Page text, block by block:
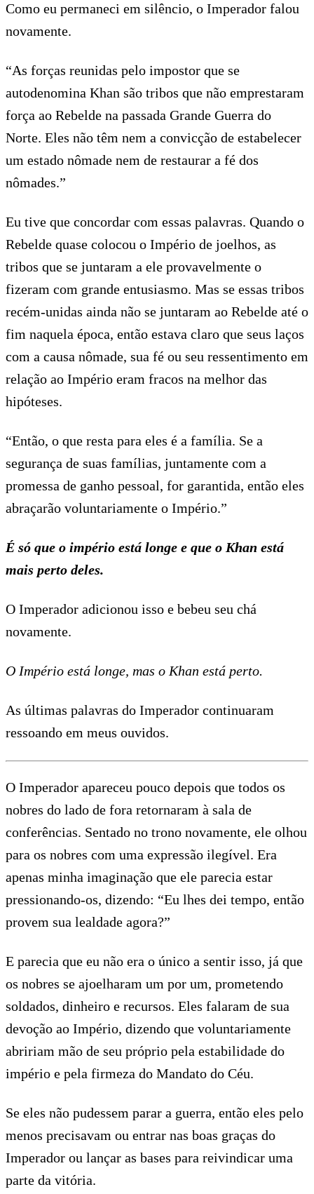
Como eu permaneci em silêncio, o Imperador falou
novamente.
“As forças reunidas pelo impostor que se
autodenomina Khan são tribos que não emprestaram
força ao Rebelde na passada Grande Guerra do
Norte. Eles não têm nem a convicção de estabelecer
um estado nômade nem de restaurar a fé dos
nômades.”
Eu tive que concordar com essas palavras. Quando o
Rebelde quase colocou o Império de joelhos, as
tribos que se juntaram a ele provavelmente o
fizeram com grande entusiasmo. Mas se essas tribos
recém-unidas ainda não se juntaram ao Rebelde até o
fim naquela época, então estava claro que seus laços
com a causa nômade, sua fé ou seu ressentimento em
relação ao Império eram fracos na melhor das
hipóteses.
“Então, o que resta para eles é a família. Se a
segurança de suas famílias, juntamente com a
promessa de ganho pessoal, for garantida, então eles
abraçarão voluntariamente o Império.”
É só que o império está longe e que o Khan está
mais perto deles.
O Imperador adicionou isso e bebeu seu chá
novamente.
O Império está longe, mas o Khan está perto.
As últimas palavras do Imperador continuaram
ressoando em meus ouvidos.
O Imperador apareceu pouco depois que todos os
nobres do lado de fora retornaram à sala de
conferências. Sentado no trono novamente, ele olhou
para os nobres com uma expressão ilegível. Era
apenas minha imaginação que ele parecia estar
pressionando-os, dizendo: “Eu lhes dei tempo, então
provem sua lealdade agora?”
E parecia que eu não era o único a sentir isso, já que
os nobres se ajoelharam um por um, prometendo
soldados, dinheiro e recursos. Eles falaram de sua
devoção ao Império, dizendo que voluntariamente
abririam mão de seu próprio pela estabilidade do
império e pela firmeza do Mandato do Céu.
Se eles não pudessem parar a guerra, então eles pelo
menos precisavam ou entrar nas boas graças do
Imperador ou lançar as bases para reivindicar uma
parte da vitória.